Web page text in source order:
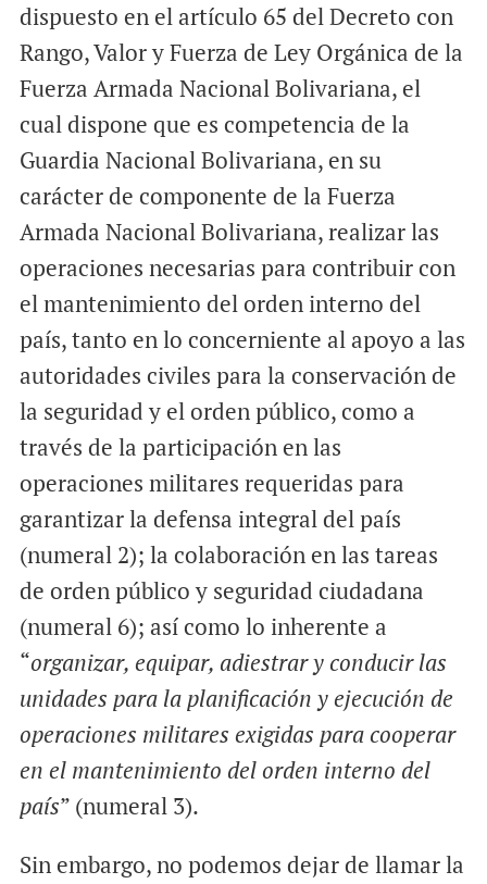
dispuesto en el artículo 65 del Decreto con
Rango, Valor y Fuerza de Ley Orgánica de la
Fuerza Armada Nacional Bolivariana, el
cual dispone que es competencia de la
Guardia Nacional Bolivariana, en su
carácter de componente de la Fuerza
Armada Nacional Bolivariana, realizar las
operaciones necesarias para contribuir con
el mantenimiento del orden interno del
país, tanto en lo concerniente al apoyo a las
autoridades civiles para la conservación de
la seguridad y el orden público, como a
través de la participación en las
operaciones militares requeridas para
garantizar la defensa integral del país
(numeral 2); la colaboración en las tareas
de orden público y seguridad ciudadana
(numeral 6); así como lo inherente a
“organizar, equipar, adiestrar y conducir las
unidades para la planificación y ejecución de
operaciones militares exigidas para cooperar
en el mantenimiento del orden interno del
país” (numeral 3).
Sin embargo, no podemos dejar de llamar la